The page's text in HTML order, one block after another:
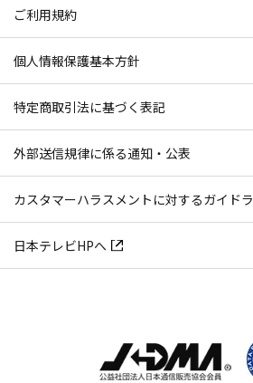
ご利用規約
個人情報保護基本方針
特定商取引法に基づく表記
外部送信規律に係る通知・公表
カスタマーハラスメントに対するガイド
日本テレビHPへ